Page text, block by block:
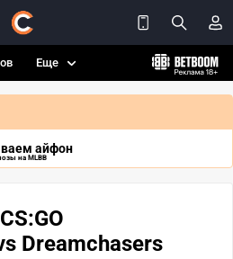
Еще
айфон
на MLBB
CS:GO
Dreamchasers